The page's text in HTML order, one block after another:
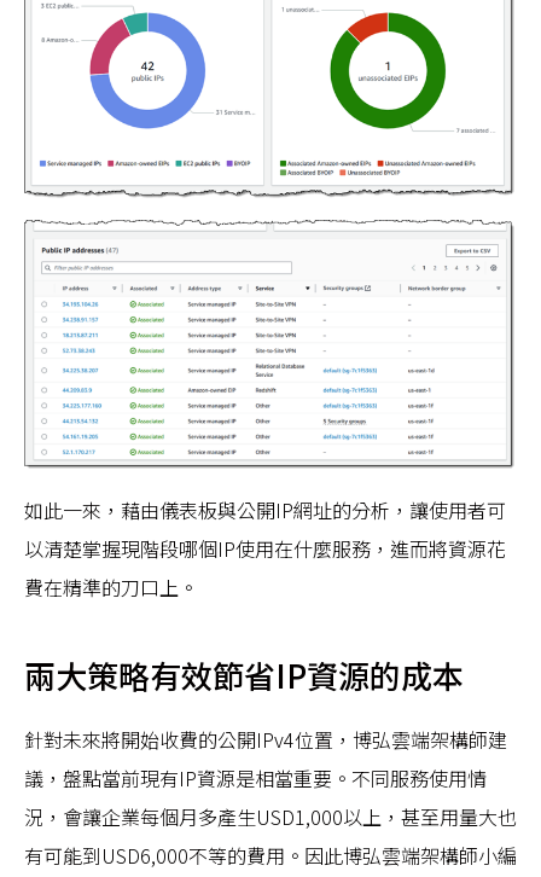
如此一來，藉由儀表板與公開IP網址的分析，讓使用者可
以清楚掌握現階段哪個IP使用在什麼服務，進而將資源花
費在精準的刀口上。
兩大策略有效節省IP資源的成本
針對未來將開始收費的公開IPv4位置，博弘雲端架構師建
議，盤點當前現有IP資源是相當重要。不同服務使用情
況，會讓企業每個月多產生USD1,000以上，甚至用量大也
有可能到USD6,000不等的費用。因此博弘雲端架構師小編